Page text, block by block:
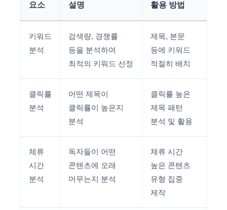
요소
설명 활용 방법
키워드
분석
검색량, 경쟁률
등을 분석하여
최적의 키워드 선정
제목, 본문
등에 키워드
적절히 배치
클릭률
분석
어떤 제목이
클릭률이 높은지
분석
클릭률 높은
제목 패턴
분석 및 활용
체류
시간
분석
독자들이 어떤
콘텐츠에 오래
머무는지 분석
체류 시간
높은 콘텐츠
유형 집중
제작